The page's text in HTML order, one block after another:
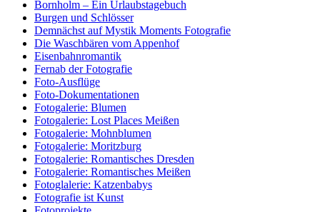
Bornholm – Ein Urlaubstagebuch
Burgen und Schlösser
Demnächst auf Mystik Moments Fotografie
Die Waschbären vom Appenhof
Eisenbahnromantik
Fernab der Fotografie
Foto-Ausflüge
Foto-Dokumentationen
Fotogalerie: Blumen
Fotogalerie: Lost Places Meißen
Fotogalerie: Mohnblumen
Fotogalerie: Moritzburg
Fotogalerie: Romantisches Dresden
Fotogalerie: Romantisches Meißen
Fotoglalerie: Katzenbabys
Fotografie ist Kunst